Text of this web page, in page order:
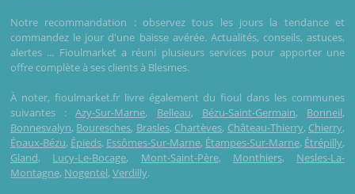
Notre recommandation : observez tous les jours la tendance et
commandez le jour d'une baisse avérée. Actualités, conseils, astuces,
alertes ... Fioulmarket a réuni plusieurs services pour apporter une
offre complète à ses clients à Blesmes.
À noter, fioulmarket.fr livre également du fioul dans les communes
suivantes :Azy-Sur-Marne, Belleau, Bézu-Saint-Germain, Bonneil,
Bonnesvalyn, Bouresches, Brasles, Chartèves, Château-Thierry, Chierry,
Épaux-Bézu, Épieds, Essômes-Sur-Marne, Étampes-Sur-Marne, Étrépilly,
Gland, Lucy-Le-Bocage, Mont-Saint-Père, Monthiers, Nesles-La-
Montagne, Nogentel, Verdilly.